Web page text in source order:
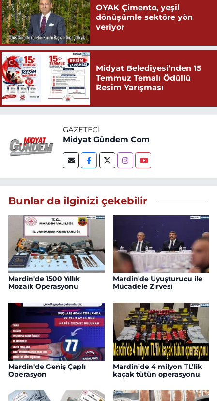
OYAK Çimento, yeşil
dönüşümle sektöre yön
veriyor
Midyat Belediyesi’nden 15
Temmuz Temalı Ödüllü
Resim Yarışması
GAZETECI
Midyat Gündem Com
Bunlar da ilginizi çekebilir
Mardin'de 1500 Yıllık
Mozaik Operasyonu
Mardin'de Uyuşturucu ile
Mücadele Zirvesi
Mardin'de Geniş Çaplı
Operasyon
Mardin’de 4 milyon TL’lik
kaçak tütün operasyonu